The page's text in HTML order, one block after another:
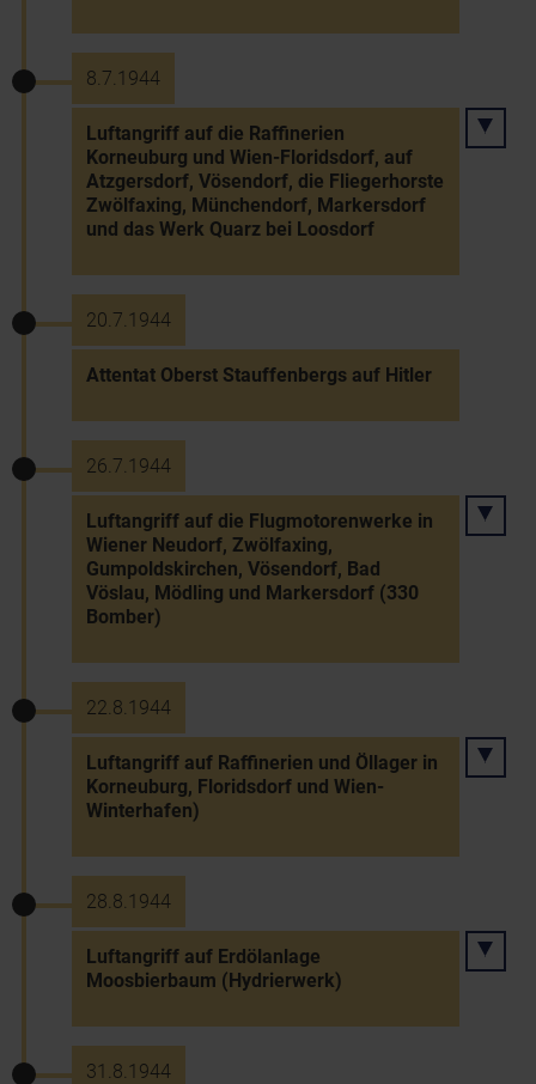
8.7.1944
Luftangriff auf die Raffinerien
Korneuburg und Wien-Floridsdorf, auf
Atzgersdorf, Vösendorf, die Fliegerhorste
Zwölfaxing, Münchendorf, Markersdorf
und das Werk Quarz bei Loosdorf
20.7.1944
Attentat Oberst Stauffenbergs auf Hitler
26.7.1944
Luftangriff auf die Flugmotorenwerke in
Wiener Neudorf, Zwölfaxing,
Gumpoldskirchen, Vösendorf, Bad
Vöslau, Mödling und Markersdorf (330
Bomber)
22.8.1944
Luftangriff auf Raffinerien und Öllager in
Korneuburg, Floridsdorf und Wien-
Winterhafen)
28.8.1944
Luftangriff auf Erdölanlage
Moosbierbaum (Hydrierwerk)
31.8.1944